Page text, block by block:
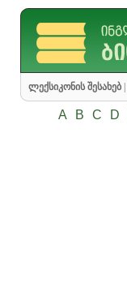
ლექსიკონის შესახებ
A B C D